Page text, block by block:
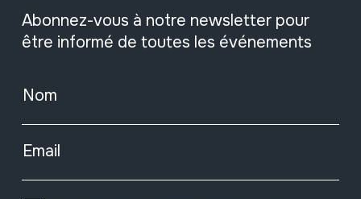
Abonnez-vous à notre newsletter pour
être informé de toutes les événements
Nom
Email